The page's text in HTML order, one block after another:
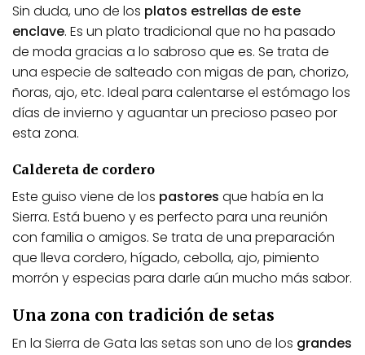
Sin duda, uno de los platos estrellas de este
enclave. Es un plato tradicional que no ha pasado
de moda gracias a lo sabroso que es. Se trata de
una especie de salteado con migas de pan, chorizo,
ñoras, ajo, etc. Ideal para calentarse el estómago los
días de invierno y aguantar un precioso paseo por
esta zona.
Caldereta de cordero
Este guiso viene de los pastores que había en la
Sierra. Está bueno y es perfecto para una reunión
con familia o amigos. Se trata de una preparación
que lleva cordero, hígado, cebolla, ajo, pimiento
morrón y especias para darle aún mucho más sabor.
Una zona con tradición de setas
En la Sierra de Gata las setas son uno de los grandes